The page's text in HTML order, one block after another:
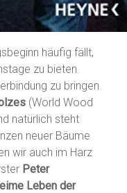
häufig fällt,
zu bieten.
zu bringen.
(World Wood
natürlich steht
neuer Bäume
wir auch im Harz
Peter
Leben der